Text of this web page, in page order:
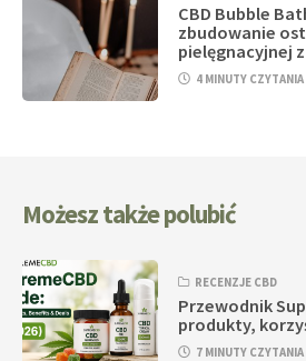
CBD Bubble
zbudowanie
pielęgnacyjnej z
4 MINUTY CZYTANIA
Możesz także polubić
RECENZJE CBD
Przewodnik
produkty,
7 MINUTY CZYTANIA